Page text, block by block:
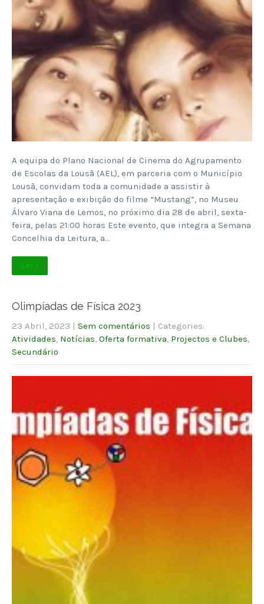
A equipa do Plano Nacional de Cinema do Agrupamento
de Escolas da Lousã (AEL), em parceria com o Município
Lousã, convidam toda a comunidade a assistir à
apresentação e exibição do filme “Mustang”, no Museu
Álvaro Viana de Lemos, no próximo dia 28 de abril, sexta-
feira, pelas 21:00 horas Este evento, que integra a Semana
Concelhia da Leitura, a…
Ler +
Olimpíadas de Física 2023
23 Abril, 2023 | Sem comentários | Categories:
Atividades Notícias Oferta formativa Projectos e Clubes
Secundário